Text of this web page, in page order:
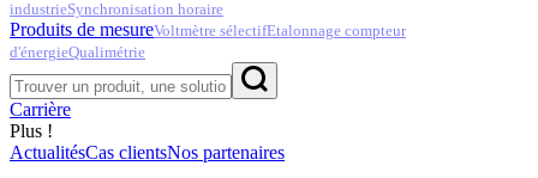
industrieSynchronisation horaire
Produits de mesureVoltmètre sélectifEtalonnage compteur
d'énergieQualimétrie
Carrière
Plus !
ActualitésCas clientsNos partenaires